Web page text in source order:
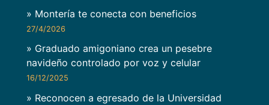
» Montería te conecta con beneficios
27/4/2026
» Graduado amigoniano crea un pesebre
navideño controlado por voz y celular
16/12/2025
» Reconocen a egresado de la Universidad